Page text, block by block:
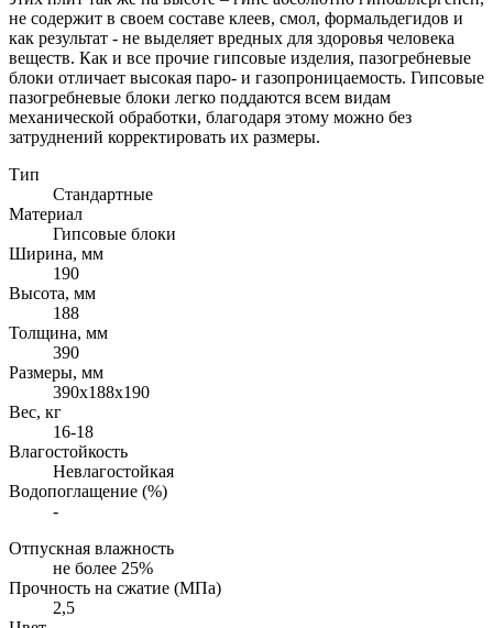
не содержит в своем составе клеев, смол, формальдегидов и
как результат - не выделяет вредных для здоровья человека
веществ. Как и все прочие гипсовые изделия, пазогребневые
блоки отличает высокая паро- и газопроницаемость. Гипсовые
пазогребневые блоки легко поддаются всем видам
механической обработки, благодаря этому можно без
затруднений корректировать их размеры.
Тип
Стандартные
Материал
Гипсовые блоки
Ширина, мм
190
Высота, мм
188
Толщина, мм
390
Размеры, мм
390х188х190
Вес, кг
16-18
Влагостойкость
Невлагостойкая
Водопоглащение (%)
-
Отпускная влажность
не более 25%
Прочность на сжатие (МПа)
2,5